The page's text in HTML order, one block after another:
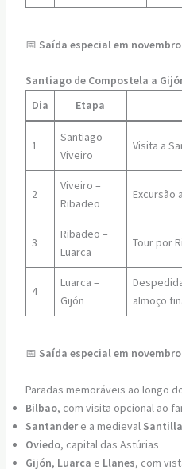
📅 Saída especial em novembro
Santiago de Compostela a
Dia
Etapa
1
Santiago –
Viveiro
Visita a
2
Viveiro –
Ribadeo
Excursão
3
Ribadeo –
Luarca
Tour por
4
Luarca –
Gijón
almoço
📅 Saída especial em novembro
Paradas memoráveis ao longo
Bilbao, com visita opcional ao
Santandere a medieval
Oviedo, capital das Astúrias
Gijón, Luarca e Llanes, com